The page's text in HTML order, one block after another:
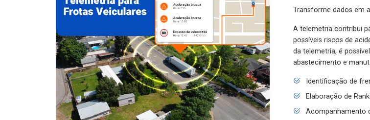
Transforme dados em
A telemetria contribui
possíveis riscos de
da telemetria, é
abastecimento e
Identificação de
Elaboração de
Acompanhamento